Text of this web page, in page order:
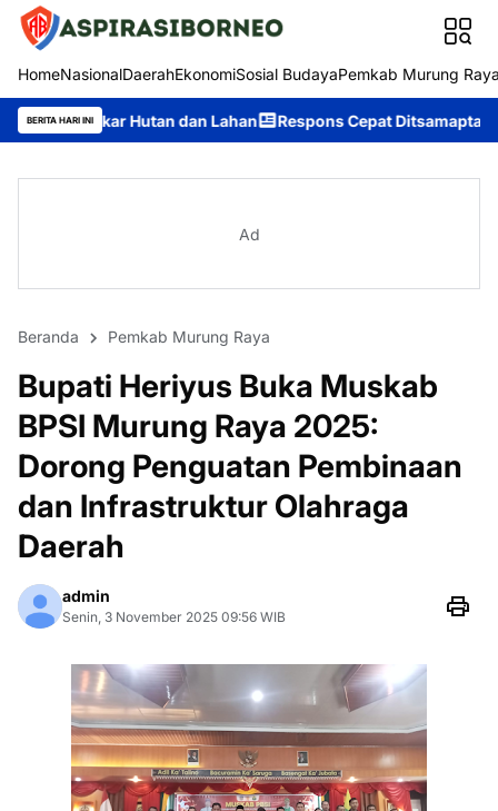
HomeNasionalDaerahEkonomiSosial BudayaPemkab Murung
BERITA HARI INI
dan Lahan Respons Cepat Ditsamapta Polda Kalteng
Ad
Beranda Pemkab Murung Raya
Bupati Heriyus Buka Muskab
BPSI Murung Raya 2025:
Dorong Penguatan Pembinaan
dan Infrastruktur Olahraga
Daerah
admin
Senin, 3 November 2025 09:56 WIB